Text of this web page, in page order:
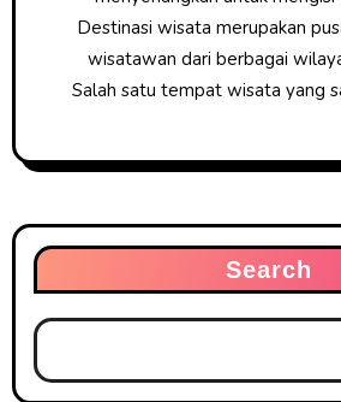
Destinasi wisata merupakan
wisatawan dari berbagai
Salah satu tempat wisata yang
Search